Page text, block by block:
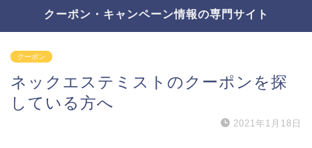
クーポン・キャンペーン情報の専門サイト
クーポン
ネックエステミストのクーポンを探
している方へ
2021年1月18日